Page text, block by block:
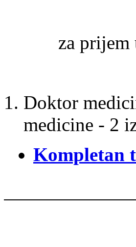
za prijem
Doktor
medicine - 2
Kompletan